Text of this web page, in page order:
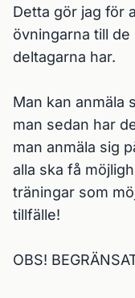
Detta gör jag för
övningarna till
deltagarna har.
Man kan anmäla
man sedan har
man anmäla sig
alla ska få
träningar som
tillfälle!
OBS!